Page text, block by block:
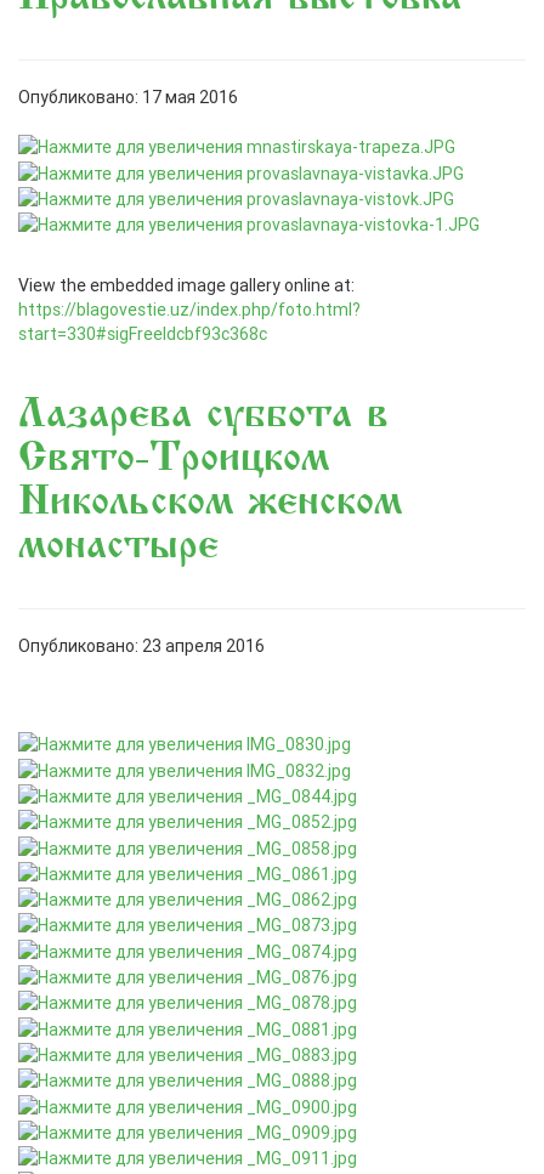
Опубликовано: 17 мая 2016
View the embedded image gallery online at:
https://blagovestie.uz/index.php/foto.html?
start=330#sigFreeIdcbf93c368c
Лазарева суббота в
Свято-Троицком
Никольском женском
монастыре
Опубликовано: 23 апреля 2016